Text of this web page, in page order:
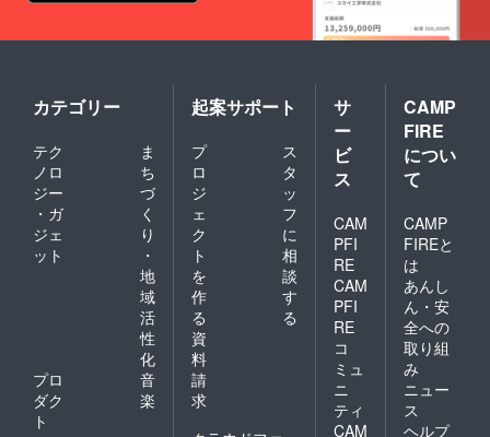
カテゴリー
テク
ノロ
ジー
・ガ
ジェ
ット
ま
ち
づ
く
り
・
地
域
活
性
化
プロ
ダク
ト
音
楽
起案サポート
プ
ロ
ジ
ェ
ク
ト
を
作
る
ス
タ
ッ
フ
に
相
談
す
る
資
料
請
求
サ
ー
ビ
ス
CAM
PFI
RE
CAM
PFI
RE
コ
ミュ
ニ
ティ
CAM
CAMP
FIRE
につい
て
CAMP
FIREと
は
あんし
ん・安
全への
取り組
み
ニュー
ス
ヘルプ